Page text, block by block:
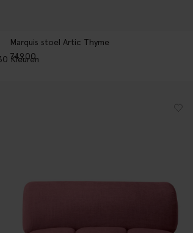
Marquis stoel Artic Thyme
749.00
Kleuren